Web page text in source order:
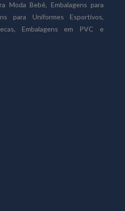
Moda Bebê, Embalagens para
para Uniformes Esportivos,
Embalagens em PVC e